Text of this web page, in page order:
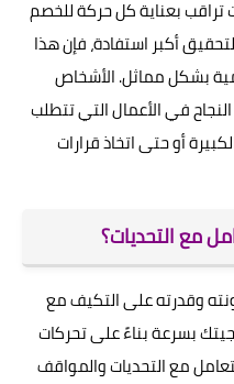
تراقب بعناية كل حركة للخصم
أكبر استفادة، فإن هذا
بشكل مماثل. الأشخاص
في الأعمال التي تتطلب
أو حتى اتخاذ قرارات
مع التحديات؟
وقدرته على التكيف مع
بسرعة بناءً على تحركات
مع التحديات والمواقف